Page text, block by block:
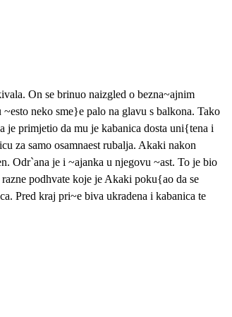
On se brinuo naizgled o bezna~ajnim
neko sme}e palo na glavu s balkona. Tako
primjetio da mu je kabanica dosta uni{tena i
za samo osamnaest rubalja. Akaki nakon
Odr`ana je i ~ajanka u njegovu ~ast. To je bio
podhvate koje je Akaki poku{ao da se
Pred kraj pri~e biva ukradena i kabanica te